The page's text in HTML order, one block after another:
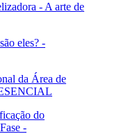
- A arte de
eles? -
da Área de
do
-